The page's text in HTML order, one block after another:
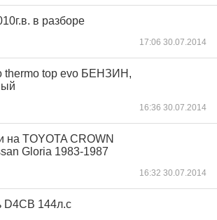
в разборе
17:06 30.07.2014
thermo top evo БЕНЗИН,
16:36 30.07.2014
на TOYOTA CROWN
Gloria 1983-1987
16:32 30.07.2014
D4CB 144л.с